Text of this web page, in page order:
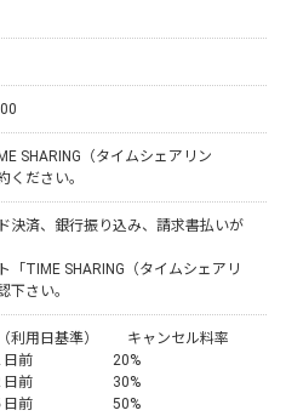
SHARING（タイムシェアリン
ください。
決済、銀行振り込み、請求書払いが
「TIME SHARING（タイムシェアリ
下さい。
）	キャンセル料率
　20%
　30%
　50%